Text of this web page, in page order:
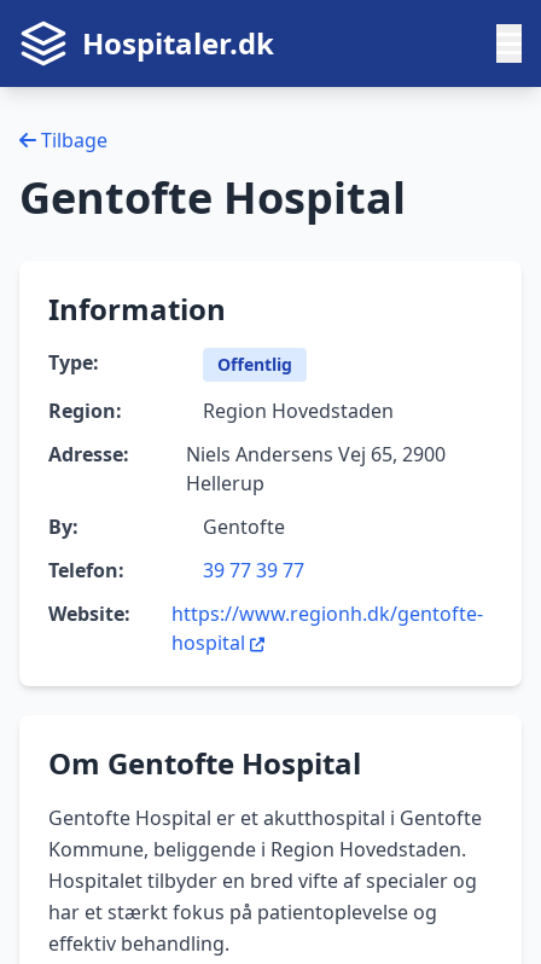
Hospitaler.dk
Tilbage
Gentofte Hospital
Information
Type: Offentlig
Region:
Region Hovedstaden
Adresse:
Niels Andersens Vej 65, 2900
Hellerup
By:
Gentofte
Telefon:
39 77 39 77
Website:
https://www.regionh.dk/gentofte-
hospital
Om Gentofte Hospital
Gentofte Hospital er et akutthospital i Gentofte
Kommune, beliggende i Region Hovedstaden.
Hospitalet tilbyder en bred vifte af specialer og
har et stærkt fokus på patientoplevelse og
effektiv behandling.